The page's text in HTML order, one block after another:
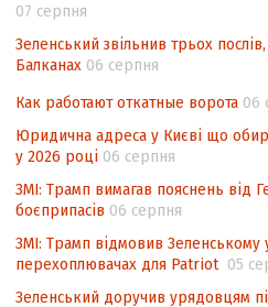
07 серпня
Зеленський звільнив трьох
Балканах 06 серпня
Как работают откатные ворота 06
Юридична адреса у Києві що
у 2026 році 06 серпня
ЗМІ: Трамп вимагав пояснень від
боєприпасів 06 серпня
ЗМІ: Трамп відмовив Зеленському
перехоплювачах для Patriot 05
Зеленський доручив урядовцям